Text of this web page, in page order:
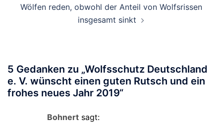
Wölfen reden, obwohl der Anteil von Wolfsrissen
insgesamt sinkt
5 Gedanken zu „Wolfsschutz Deutschland
e. V. wünscht einen guten Rutsch und ein
frohes neues Jahr 2019“
Bohnert sagt: